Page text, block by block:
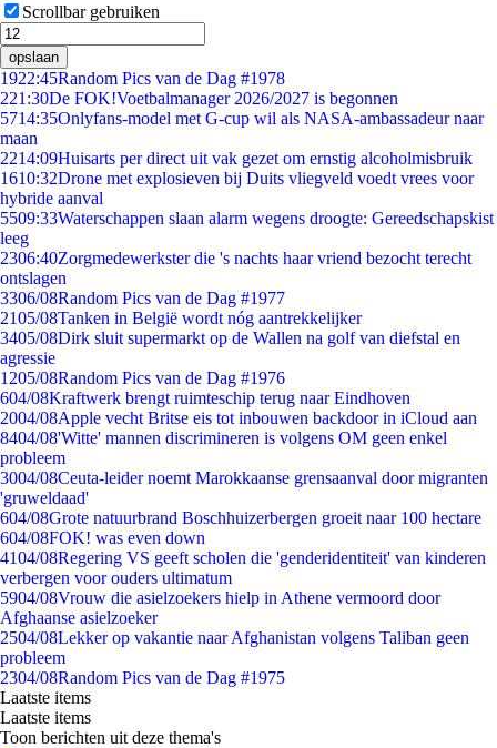
Scrollbar gebruiken
opslaan
1922:45Random Pics van de Dag #1978
221:30De FOK!Voetbalmanager 2026/2027 is begonnen
5714:35Onlyfans-model met G-cup wil als NASA-ambassadeur naar
maan
2214:09Huisarts per direct uit vak gezet om ernstig alcoholmisbruik
1610:32Drone met explosieven bij Duits vliegveld voedt vrees voor
hybride aanval
5509:33Waterschappen slaan alarm wegens droogte: Gereedschapskist
leeg
2306:40Zorgmedewerkster die 's nachts haar vriend bezocht terecht
ontslagen
3306/08Random Pics van de Dag #1977
2105/08Tanken in België wordt nóg aantrekkelijker
3405/08Dirk sluit supermarkt op de Wallen na golf van diefstal en
agressie
1205/08Random Pics van de Dag #1976
604/08Kraftwerk brengt ruimteschip terug naar Eindhoven
2004/08Apple vecht Britse eis tot inbouwen backdoor in iCloud aan
8404/08'Witte' mannen discrimineren is volgens OM geen enkel
probleem
3004/08Ceuta-leider noemt Marokkaanse grensaanval door migranten
'gruweldaad'
604/08Grote natuurbrand Boschhuizerbergen groeit naar 100 hectare
604/08FOK! was even down
4104/08Regering VS geeft scholen die 'genderidentiteit' van kinderen
verbergen voor ouders ultimatum
5904/08Vrouw die asielzoekers hielp in Athene vermoord door
Afghaanse asielzoeker
2504/08Lekker op vakantie naar Afghanistan volgens Taliban geen
probleem
2304/08Random Pics van de Dag #1975
Laatste items
Laatste items
Toon berichten uit deze thema's